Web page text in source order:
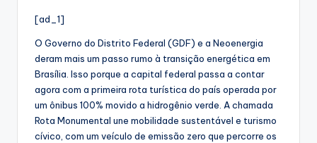
[ad_1]
O Governo do Distrito Federal (GDF) e a Neoenergia
deram mais um passo rumo à transição energética em
Brasília. Isso porque a capital federal passa a contar
agora com a primeira rota turística do país operada por
um ônibus 100% movido a hidrogênio verde. A chamada
Rota Monumental une mobilidade sustentável e turismo
cívico, com um veículo de emissão zero que percorre os